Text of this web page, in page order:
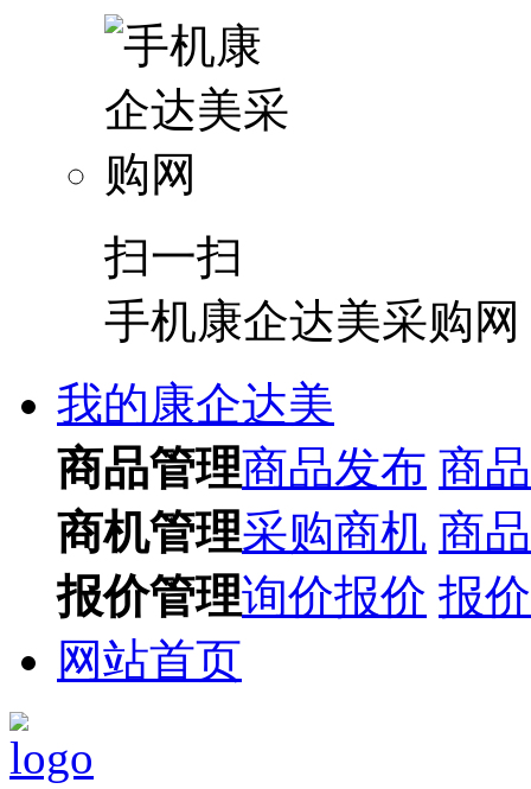
扫一扫
手机康企达美采购网
我的康企达美
商品管理商品发布 商
商机管理采购商机 商
报价管理询价报价 报
网站首页